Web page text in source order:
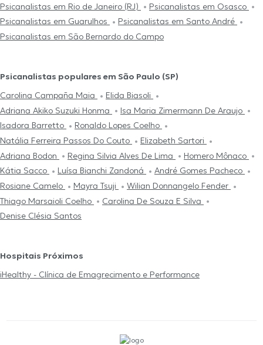
Psicanalistas em Rio de Janeiro (RJ)
Psicanalistas em Osasco
Psicanalistas em Guarulhos
Psicanalistas em Santo André
Psicanalistas em São Bernardo do Campo
Psicanalistas populares em São Paulo (SP)
Carolina Campaña Maia
Elida Biasoli
Adriana Akiko Suzuki Honma
Isa Maria Zimermann De Araujo
Isadora Barretto
Ronaldo Lopes Coelho
Natália Ferreira Passos Do Couto
Elizabeth Sartori
Adriana Bodon
Regina Silvia Alves De Lima
Homero Mônaco
Kátia Sacco
Luísa Bianchi Zandoná
André Gomes Pacheco
Rosiane Camelo
Mayra Tsuji
Wilian Donnangelo Fender
Thiago Marsaioli Coelho
Carolina De Souza E Silva
Denise Clésia Santos
Hospitais Próximos
iHealthy - Clínica de Emagrecimento e Performance